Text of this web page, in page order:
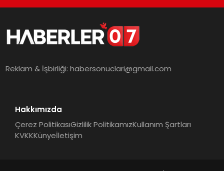
Reklam & İşbirliği:habersonuclari@gmail.com
Hakkımızda
Çerez PolitikasıGizlilik PolitikamızKullanım Şartları
KVKKKünyeİletişim